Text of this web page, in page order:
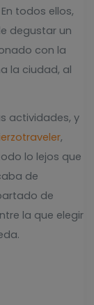
todos ellos,
degustar un
con la
la ciudad, al
actividades, y
,
lo lejos que
de
de
la que elegir